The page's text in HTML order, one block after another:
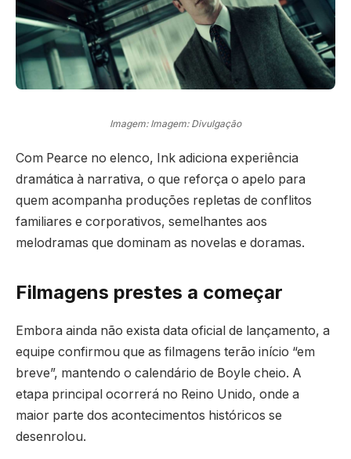
Imagem: Imagem: Divulgação
Com Pearce no elenco, Ink adiciona experiência
dramática à narrativa, o que reforça o apelo para
quem acompanha produções repletas de conflitos
familiares e corporativos, semelhantes aos
melodramas que dominam as novelas e doramas.
Filmagens prestes a começar
Embora ainda não exista data oficial de lançamento, a
equipe confirmou que as filmagens terão início “em
breve”, mantendo o calendário de Boyle cheio. A
etapa principal ocorrerá no Reino Unido, onde a
maior parte dos acontecimentos históricos se
desenrolou.